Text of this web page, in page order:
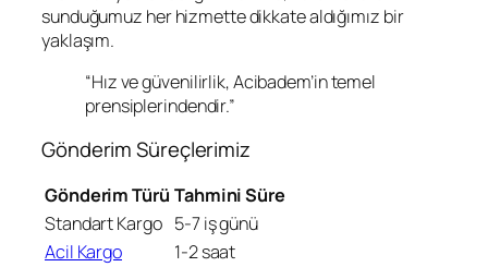
sunduğumuz her hizmette dikkate aldığımız bir
yaklaşım.
“Hız ve güvenilirlik, Acibadem’in temel
prensiplerindendir.”
Gönderim Süreçlerimiz
Gönderim Türü Tahmini Süre
Standart Kargo 5-7 iş günü
Acil Kargo
1-2 saat